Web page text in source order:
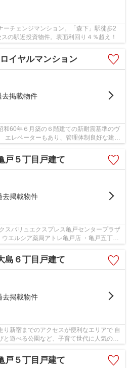
ーチェンジマンション。「森下」駅徒歩2
の駅近投資物件。表面利回り４％超え！
イヤルマンション
去掲載物件
和60年６月築の６階建ての新耐震基準のヴ
エレベーターもあり、管理体制良好な建物
ンロード中の橋...
戸５丁目戸建て
去掲載物件
スバリュエクスプレス亀戸センタープラザ
エルシア薬局アトレ亀戸店 ・亀戸五丁目
ロック etc…...
島６丁目戸建て
去掲載物件
り新宿までのアクセスが便利なエリアで 自
遊べる公園など、子育て世代に人気のあ
戸５丁目戸建て